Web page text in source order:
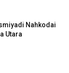
Nahkodai
Utara